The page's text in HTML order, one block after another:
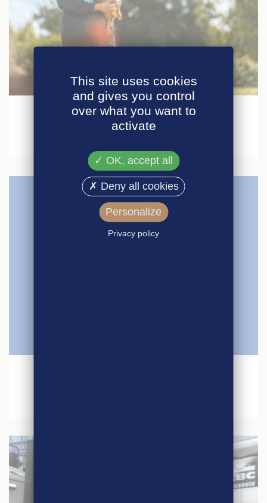
Agri-Éthique au Salon International de
l’Agriculture 2026
30 janvier 2026
This site uses cookies
and gives you control
over what you want to
activate
OK, accept all
Deny all cookies
Personalize
Privacy policy